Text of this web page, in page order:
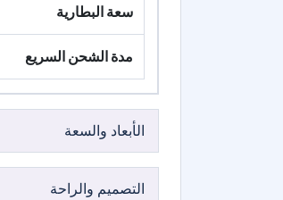
سعة البطارية
مدة الشحن السريع
الأبعاد والسعة
التصميم والراحة